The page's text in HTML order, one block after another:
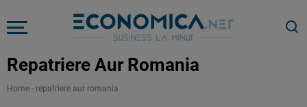
Repatriere Aur Romania
Home - repatriere aur romania